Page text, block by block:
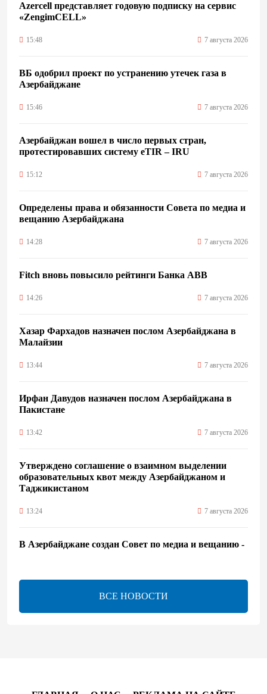
Azercell представляет годовую подписку на сервис
«ZengimCELL»
15:48 7 августа 2026
ВБ одобрил проект по устранению утечек газа в
Азербайджане
15:46 7 августа 2026
Азербайджан вошел в число первых стран,
протестировавших систему eTIR – IRU
15:12 7 августа 2026
Определены права и обязанности Совета по медиа и
вещанию Азербайджана
14:28 7 августа 2026
Fitch вновь повысило рейтинги Банка ABB
14:26 7 августа 2026
Хазар Фархадов назначен послом Азербайджана в
Малайзии
13:44 7 августа 2026
Ирфан Давудов назначен послом Азербайджана в
Пакистане
13:42 7 августа 2026
Утверждено соглашение о взаимном выделении
образовательных квот между Азербайджаном и
Таджикистаном
13:24 7 августа 2026
В Азербайджане создан Совет по медиа и вещанию -
13:16 7 августа 2026
ЕАЭС расширяет финансовый рынок и вводит
программу "зеленой трансформации"
ВСЕ НОВОСТИ